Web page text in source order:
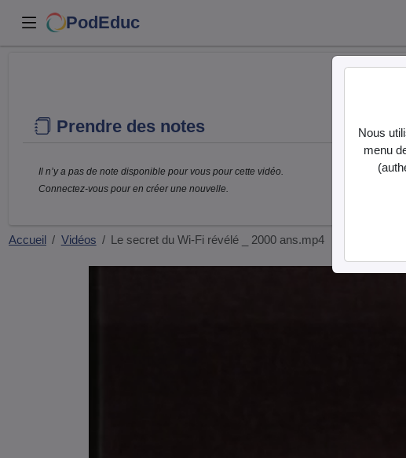
PodEduc
Prendre des notes
Il n’y a pas de note disponible pour vous pour cette vidéo.
Connectez-vous pour en créer une nouvelle.
Accueil Vidéos Le secret du Wi-Fi révélé _ 2000 ans.mp4
Nous
menu